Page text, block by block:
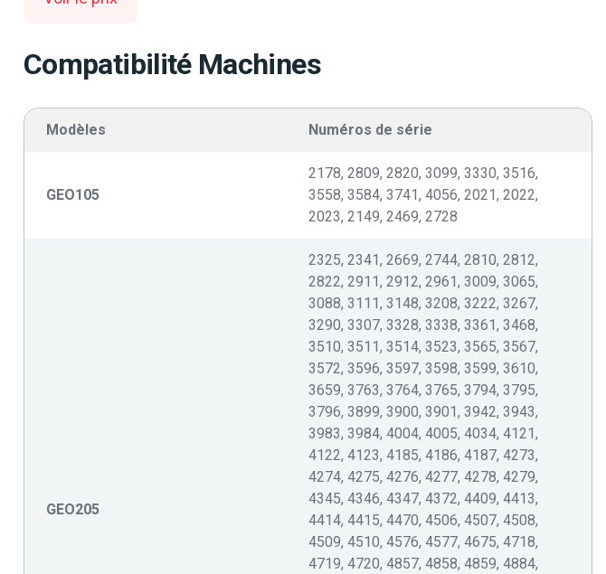
Compatibilité Machines
Modèles Numéros de série
GEO105
2178, 2809, 2820, 3099, 3330, 3516,
3558, 3584, 3741, 4056, 2021, 2022,
2023, 2149, 2469, 2728
GEO205
2325, 2341, 2669, 2744, 2810, 2812,
2822, 2911, 2912, 2961, 3009, 3065,
3088, 3111, 3148, 3208, 3222, 3267,
3290, 3307, 3328, 3338, 3361, 3468,
3510, 3511, 3514, 3523, 3565, 3567,
3572, 3596, 3597, 3598, 3599, 3610,
3659, 3763, 3764, 3765, 3794, 3795,
3796, 3899, 3900, 3901, 3942, 3943,
3983, 3984, 4004, 4005, 4034, 4121,
4122, 4123, 4185, 4186, 4187, 4273,
4274, 4275, 4276, 4277, 4278, 4279,
4345, 4346, 4347, 4372, 4409, 4413,
4414, 4415, 4470, 4506, 4507, 4508,
4509, 4510, 4576, 4577, 4675, 4718,
4719, 4720, 4857, 4858, 4859, 4884,